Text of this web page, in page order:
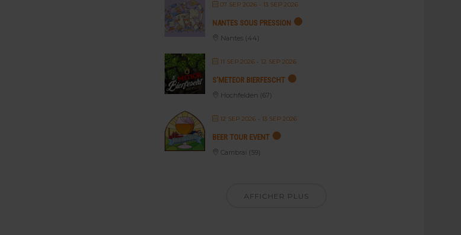
07 SEP 2026 - 13 SEP 2026
NANTES SOUS PRESSION
Nantes (44)
11 SEP 2026 - 12 SEP 2026
S’METEOR BIERFESCHT
Hochfelden (67)
12 SEP 2026 - 13 SEP 2026
BEER TOUR EVENT
Cambrai (59)
AFFICHER PLUS